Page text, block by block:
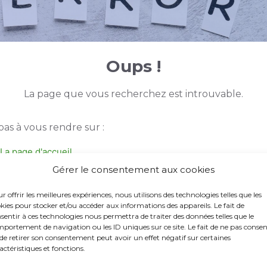
Gérer le consentement aux cookies
offrir les meilleures expériences, nous utilisons des technologies telles que les
pour stocker et/ou accéder aux informations des appareils. Le fait de
à ces technologies nous permettra de traiter des données telles que le
de navigation ou les ID uniques sur ce site. Le fait de ne pas
retirer son consentement peut avoir un effet négatif sur certaines
et fonctions.
Oups !
La page que vous recherchez est introuvable.
à vous rendre sur :
La page d'accueil
La page du GE-GEIQ3A
La page adhésion
Les offres d'emploi